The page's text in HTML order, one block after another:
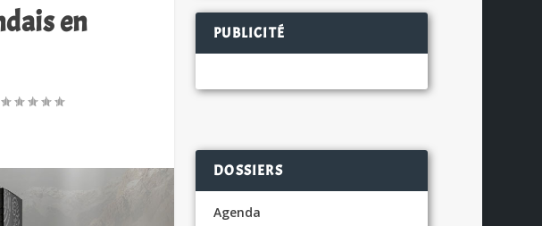
en
PUBLICITÉ
DOSSIERS
Agenda